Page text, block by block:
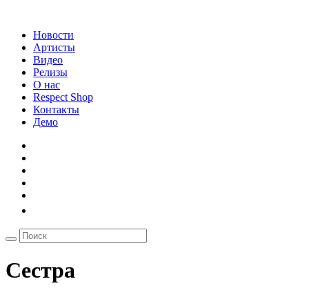
Новости
Артисты
Видео
Релизы
О нас
Respect Shop
Контакты
Демо
Сестра